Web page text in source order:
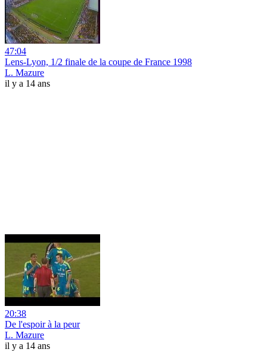
47:04
Lens-Lyon, 1/2 finale de la coupe de France 1998
L. Mazure
il y a 14 ans
20:38
De l'espoir à la peur
L. Mazure
il y a 14 ans